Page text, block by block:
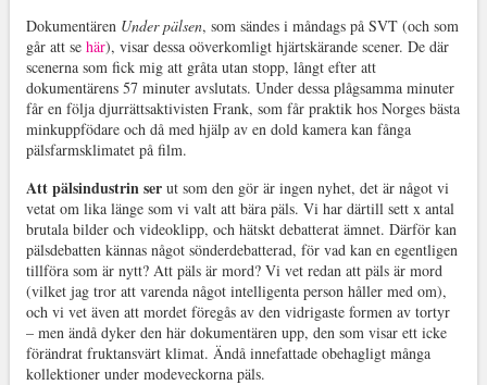
Dokumentären Under pälsen, som sändes i måndags på SVT (och som
går att se här), visar dessa oöverkomligt hjärtskärande scener. De där
scenerna som fick mig att gråta utan stopp, långt efter att
dokumentärens 57 minuter avslutats. Under dessa plågsamma minuter
får en följa djurrättsaktivisten Frank, som får praktik hos Norges bästa
minkuppfödare och då med hjälp av en dold kamera kan fånga
pälsfarmsklimatet på film.
Att pälsindustrin serut som den gör är ingen nyhet, det är något vi
vetat om lika länge som vi valt att bära päls. Vi har därtill sett x antal
brutala bilder och videoklipp, och hätskt debatterat ämnet. Därför kan
pälsdebatten kännas något sönderdebatterad, för vad kan en egentligen
tillföra som är nytt? Att päls är mord? Vi vet redan att päls är mord
(vilket jag tror att varenda något intelligenta person håller med om),
och vi vet även att mordet föregås av den vidrigaste formen av tortyr
– men ändå dyker den här dokumentären upp, den som visar ett icke
förändrat fruktansvärt klimat. Ändå innefattade obehagligt många
kollektioner under modeveckorna päls.